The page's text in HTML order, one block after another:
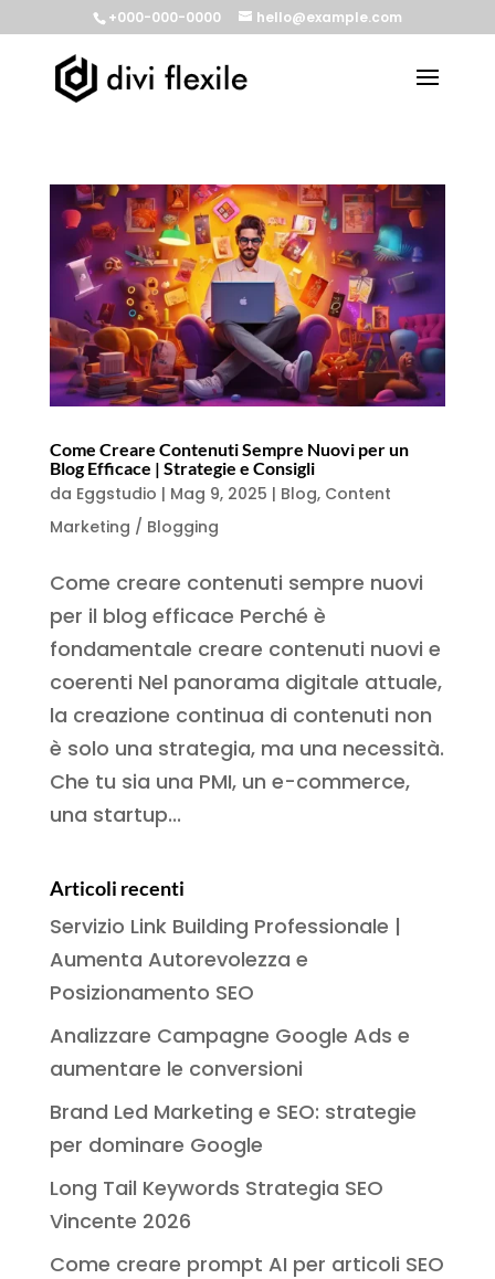
+000-000-0000 hello@example.com
Come Creare Contenuti Sempre Nuovi per un
Blog Efficace | Strategie e Consigli
da Eggstudio | Mag 9, 2025 | Blog, Content
Marketing / Blogging
Come creare contenuti sempre nuovi
per il blog efficace Perché è
fondamentale creare contenuti nuovi e
coerenti Nel panorama digitale attuale,
la creazione continua di contenuti non
è solo una strategia, ma una necessità.
Che tu sia una PMI, un e-commerce,
una startup...
Articoli recenti
Servizio Link Building Professionale |
Aumenta Autorevolezza e
Posizionamento SEO
Analizzare Campagne Google Ads e
aumentare le conversioni
Brand Led Marketing e SEO: strategie
per dominare Google
Long Tail Keywords Strategia SEO
Vincente 2026
Come creare prompt AI per articoli SEO